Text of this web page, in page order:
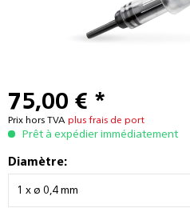
75,00 € *
Prix hors TVA plus frais de port
Prêt à expédier immédiatement
Diamètre: